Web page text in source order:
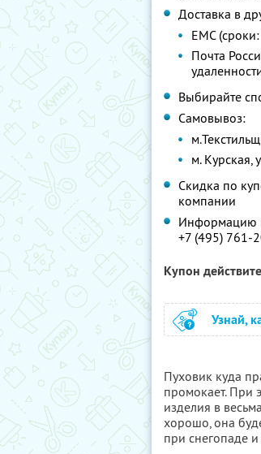
Доставка в
ЕМС (сроки:
Почта
Выбирайте
Самовывоз:
м. Курская,
Скидка по
компании
Информацию
+7 (495) 761-
Купон
Узнай,
Пуховик куда
промокает. При
изделия в
хорошо, она
при снегопаде и